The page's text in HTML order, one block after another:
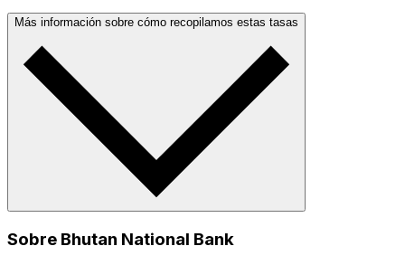
Más información sobre cómo recopilamos estas tasas
Sobre Bhutan National Bank